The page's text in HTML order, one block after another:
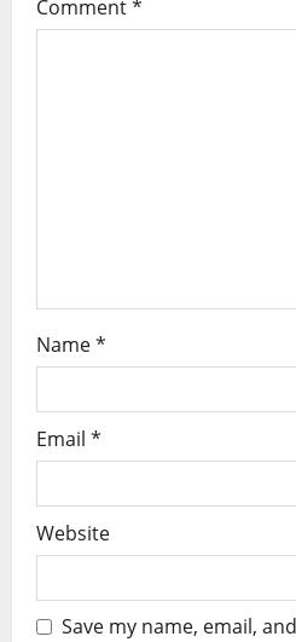
Comment*
Name*
Email *
Website
Save my name, email,